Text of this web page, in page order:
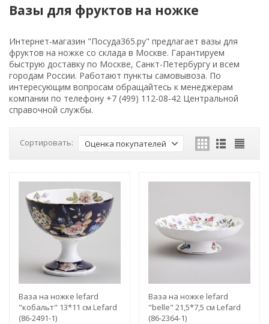
Вазы для фруктов на ножке
Интернет-магазин "Посуда365.ру" предлагает вазы для
фруктов на ножке со склада в Москве. Гарантируем
быструю доставку по Москве, Санкт-Петербургу и всем
городам России. Работают пункты самовывоза. По
интересующим вопросам обращайтесь к менеджерам
компании по телефону +7 (499) 112-08-42 Центральной
справочной службы.
Сортировать: Оценка покупателей
Ваза на ножке lefard
"кобальт" 13*11 см Lefard
(86-2491-1)
Ваза на ножке lefard
"belle" 21,5*7,5 см Lefard
(86-2364-1)